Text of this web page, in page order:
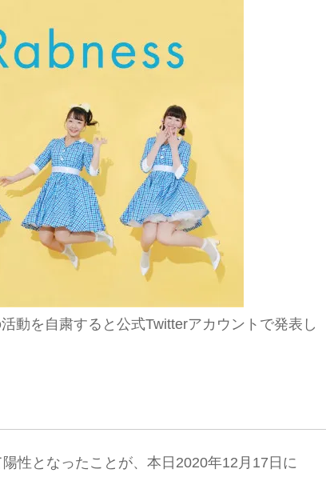
動を自粛すると公式Twitterアカウントで発表し
性となったことが、本日2020年12月17日に